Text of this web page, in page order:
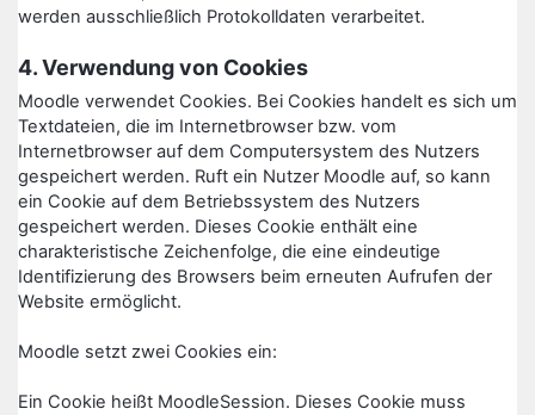
werden ausschließlich Protokolldaten verarbeitet.
4. Verwendung von Cookies
Moodle verwendet Cookies. Bei Cookies handelt es sich um
Textdateien, die im Internetbrowser bzw. vom
Internetbrowser auf dem Computersystem des Nutzers
gespeichert werden. Ruft ein Nutzer Moodle auf, so kann
ein Cookie auf dem Betriebssystem des Nutzers
gespeichert werden. Dieses Cookie enthält eine
charakteristische Zeichenfolge, die eine eindeutige
Identifizierung des Browsers beim erneuten Aufrufen der
Website ermöglicht.
Moodle setzt zwei Cookies ein:
Ein Cookie heißt MoodleSession. Dieses Cookie muss